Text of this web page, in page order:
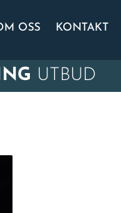
OSS KONTAKT
UTBUD